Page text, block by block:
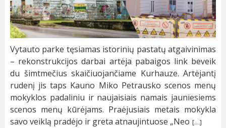
Vytauto parke tęsiamas istorinių pastatų atgaivinimas
– rekonstrukcijos darbai artėja pabaigos link beveik
du šimtmečius skaičiuojančiame Kurhauze. Artėjantį
rudenį jis taps Kauno Miko Petrausko scenos menų
mokyklos padaliniu ir naujaisiais namais jauniesiems
scenos menų kūrėjams. Praėjusiais metais mokykla
savo veiklą pradėjo ir greta atnaujintuose „Neo […]